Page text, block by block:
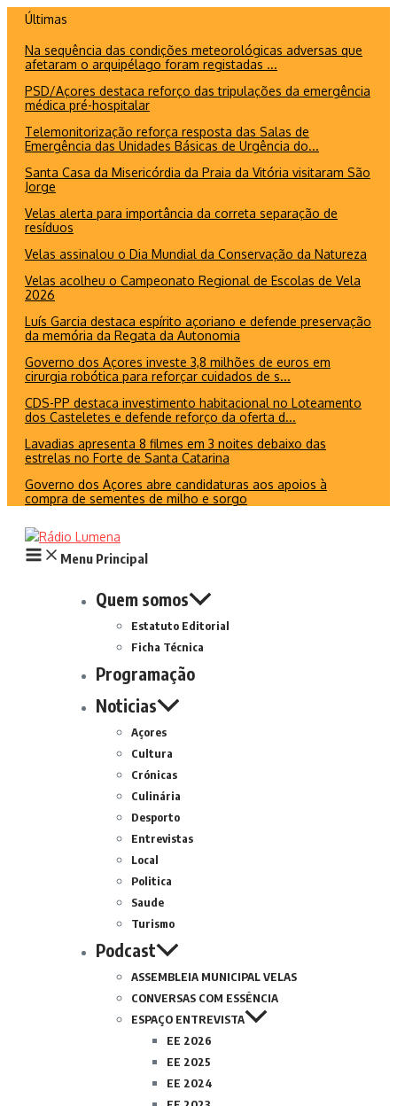
conteúdo
Últimas
Na sequência das condições meteorológicas adversas que
afetaram o arquipélago foram registadas ...
PSD/Açores destaca reforço das tripulações da emergência
médica pré-hospitalar
Telemonitorização reforça resposta das Salas de
Emergência das Unidades Básicas de Urgência do...
Santa Casa da Misericórdia da Praia da Vitória visitaram São
Jorge
Velas alerta para importância da correta separação de
resíduos
Velas assinalou o Dia Mundial da Conservação da Natureza
Velas acolheu o Campeonato Regional de Escolas de Vela
2026
Luís Garcia destaca espírito açoriano e defende preservação
da memória da Regata da Autonomia
Governo dos Açores investe 3,8 milhões de euros em
cirurgia robótica para reforçar cuidados de s...
CDS-PP destaca investimento habitacional no Loteamento
dos Casteletes e defende reforço da oferta d...
Lavadias apresenta 8 filmes em 3 noites debaixo das
estrelas no Forte de Santa Catarina
Governo dos Açores abre candidaturas aos apoios à
compra de sementes de milho e sorgo
Menu Principal
Quem somos
Estatuto Editorial
Ficha Técnica
Programação
Noticias
Açores
Cultura
Crónicas
Culinária
Desporto
Entrevistas
Local
Politica
Saude
Turismo
Podcast
ASSEMBLEIA MUNICIPAL VELAS
CONVERSAS COM ESSÊNCIA
ESPAÇO ENTREVISTA
EE 2026
EE 2025
EE 2024